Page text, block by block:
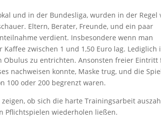
und in der Bundesliga, wurden in der Regel
Eltern, Berater, Freunde, und ein paar
verdient. Insbesondere wenn man
zwischen 1 und 1,50 Euro lag. Lediglich
Obulus zu entrichten. Ansonsten freier Eintritt
nachweisen konnte, Maske trug, und die
100 oder 200 begrenzt waren.
ob sich die harte Trainingsarbeit
Pflichtspielen wiederholen ließen.